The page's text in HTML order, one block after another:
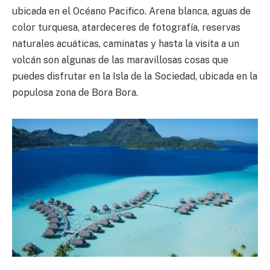
ubicada en el Océano Pacifico. Arena blanca, aguas de
color turquesa, atardeceres de fotografía, reservas
naturales acuáticas, caminatas y hasta la visita a un
volcán son algunas de las maravillosas cosas que
puedes disfrutar en la Isla de la Sociedad, ubicada en la
populosa zona de Bora Bora.